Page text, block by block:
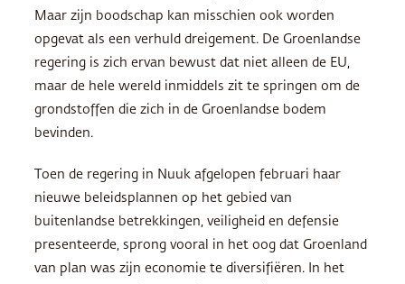
Maar zijn boodschap kan misschien ook worden
opgevat als een verhuld dreigement. De Groenlandse
regering is zich ervan bewust dat niet alleen de EU,
maar de hele wereld inmiddels zit te springen om de
grondstoffen die zich in de Groenlandse bodem
bevinden.
Toen de regering in Nuuk afgelopen februari haar
nieuwe beleidsplannen op het gebied van
buitenlandse betrekkingen, veiligheid en defensie
presenteerde, sprong vooral in het oog dat Groenland
van plan was zijn economie te diversifiëren. In het